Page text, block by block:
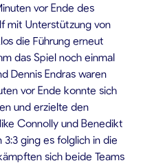
vor Ende des
mit Unterstützung von
die Führung erneut
das Spiel noch einmal
Dennis Endras waren
vor Ende konnte sich
und erzielte den
Connolly und Benedikt
ging es folglich in die
sich beide Teams